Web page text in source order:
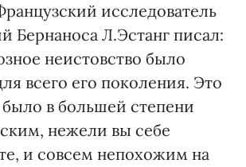
исследователь
Бернаноса Л.Эстанг писал:
неистовство было
всего его поколения. Это
было в большей степени
нежели вы себе
и совсем непохожим на